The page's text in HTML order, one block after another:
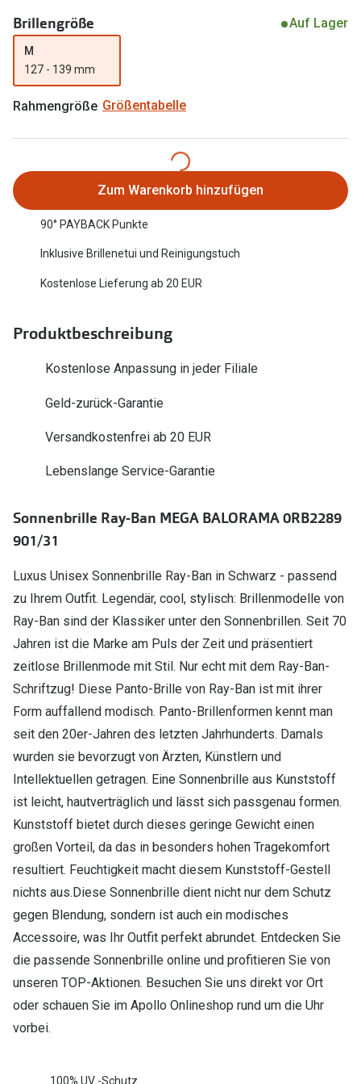
Angebote
Brillen 2 für 1
20% auf selbsttönende Gläser
Back to School: 50% auf die zweite Kinderbrille
Nuance Audio Brille
Ray-Ban Meta
Oakley Meta
Brillentrends 2026
Brillenglas Typen
Transitions Gläser
Blaulichtfilter
Stellest®-Brillengläser
Zubehör
Brillenbügel
Brillenetuis
Brillenkettchen
Oakley
Zubehör
Brillengröße Auf Lager
M
127 - 139 mm
Rahmengröße Größentabelle
Zum Warenkorb hinzufügen
90° PAYBACK Punkte
Inklusive Brillenetui und Reinigungstuch
Kostenlose Lieferung ab 20 EUR
Produktbeschreibung
Kostenlose Anpassung in jeder Filiale
Geld-zurück-Garantie
Versandkostenfrei ab 20 EUR
Lebenslange Service-Garantie
Sonnenbrille Ray-Ban MEGA BALORAMA 0RB2289
901/31
Luxus Unisex Sonnenbrille Ray-Ban in Schwarz - passend
zu Ihrem Outfit. Legendär, cool, stylisch: Brillenmodelle von
Ray-Ban sind der Klassiker unter den Sonnenbrillen. Seit 70
Jahren ist die Marke am Puls der Zeit und präsentiert
zeitlose Brillenmode mit Stil. Nur echt mit dem Ray-Ban-
Schriftzug! Diese Panto-Brille von Ray-Ban ist mit ihrer
Form auffallend modisch. Panto-Brillenformen kennt man
seit den 20er-Jahren des letzten Jahrhunderts. Damals
wurden sie bevorzugt von Ärzten, Künstlern und
Intellektuellen getragen. Eine Sonnenbrille aus Kunststoff
ist leicht, hautverträglich und lässt sich passgenau formen.
Kunststoff bietet durch dieses geringe Gewicht einen
großen Vorteil, da das in besonders hohen Tragekomfort
resultiert. Feuchtigkeit macht diesem Kunststoff-Gestell
nichts aus.Diese Sonnenbrille dient nicht nur dem Schutz
gegen Blendung, sondern ist auch ein modisches
Accessoire, was Ihr Outfit perfekt abrundet. Entdecken Sie
die passende Sonnenbrille online und profitieren Sie von
unseren TOP-Aktionen. Besuchen Sie uns direkt vor Ort
oder schauen Sie im Apollo Onlineshop rund um die Uhr
vorbei.
100% UV -Schutz.